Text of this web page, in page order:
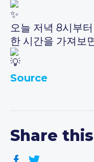
오늘 저녁 8시부
한 시간을 가져보
Source
Share